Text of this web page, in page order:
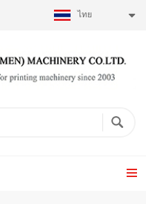
ไทย